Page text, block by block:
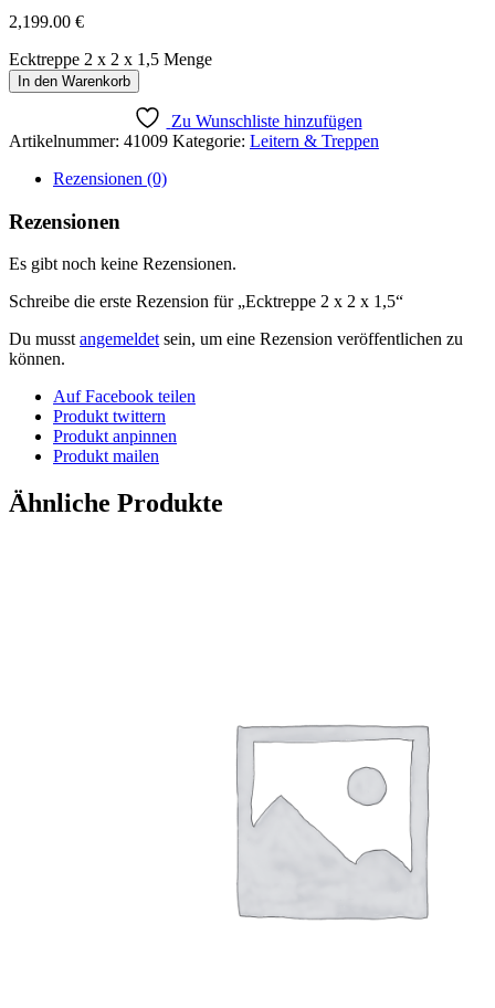
2,199.00 €
Ecktreppe 2 x 2 x 1,5 Menge
In den Warenkorb
Zu Wunschliste hinzufügen
Artikelnummer: 41009 Kategorie: Leitern & Treppen
Rezensionen (0)
Rezensionen
Es gibt noch keine Rezensionen.
Schreibe die erste Rezension für „Ecktreppe 2 x 2 x 1,5“
Du musst angemeldet sein, um eine Rezension veröffentlichen zu
können.
Auf Facebook teilen
Produkt twittern
Produkt anpinnen
Produkt mailen
Ähnliche Produkte